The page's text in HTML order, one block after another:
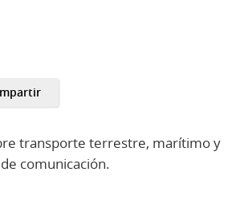
transporte terrestre, marítimo y
comunicación.